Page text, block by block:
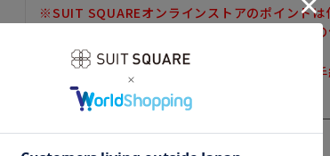
※SUIT SQUAREオンラインストアのポイントは
また、ゲスト購入後の会員情報統合・ポイント
しかねます。
※購入履歴の確認、領収書の発行、キャンセル
だけません。